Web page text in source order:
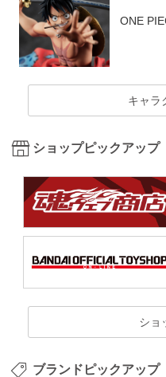
ONE
キャラ
ショップピックアップ
ショ
ブランドピックアップ